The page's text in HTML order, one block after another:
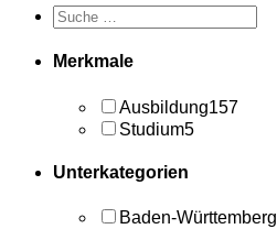
Merkmale
Ausbildung157
Studium5
Unterkategorien
Baden-Württemberg